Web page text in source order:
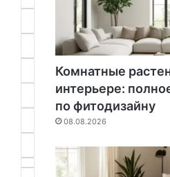
Комнатные
интерьере:
по фитодизайну
08.08.2026